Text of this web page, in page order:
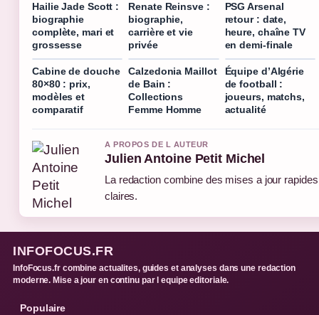
Hailie Jade Scott :
biographie
complète, mari et
grossesse
Renate Reinsve :
biographie,
carrière et vie
privée
PSG Arsenal
retour : date,
heure, chaîne TV
en demi-finale
Cabine de douche
80×80 : prix,
modèles et
comparatif
Calzedonia Maillot
de Bain :
Collections
Femme Homme
Équipe d’Algérie
de football :
joueurs, matchs,
actualité
A PROPOS DE L AUTEUR
Julien Antoine Petit Michel
La redaction combine des mises a jour
claires.
INFOFOCUS.FR
InfoFocus.fr combine actualites, guides et analyses dans une redaction
moderne. Mise a jour en continu par l equipe editoriale.
Populaire